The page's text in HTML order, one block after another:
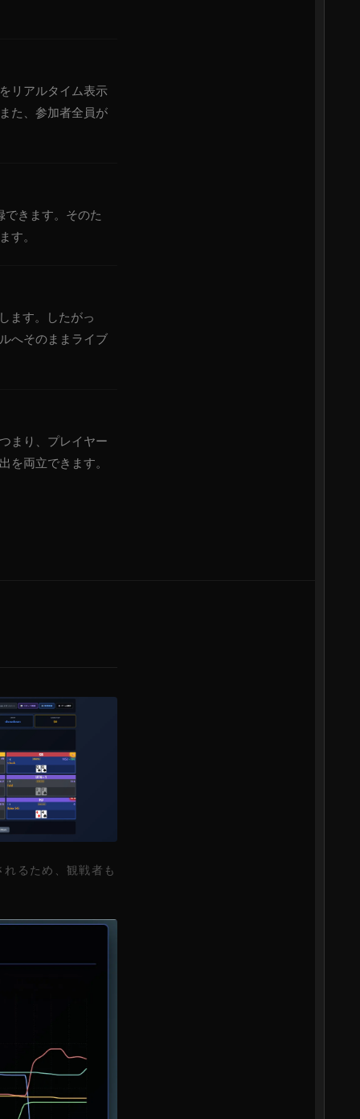
リアルタイム表示
た、参加者全員が
できます。そのた
す。
ます。したがっ
へそのままライブ
まり、プレイヤー
を両立できます。
るため、観戦者も